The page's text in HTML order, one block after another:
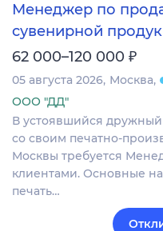
Менеджер по
сувенирной
62 000–120 000 ₽
05 августа 2026 Москва
ООО "ДД"
В устоявшийся
со своим печатно-
Москвы требуется
клиентами. Основные
печать…